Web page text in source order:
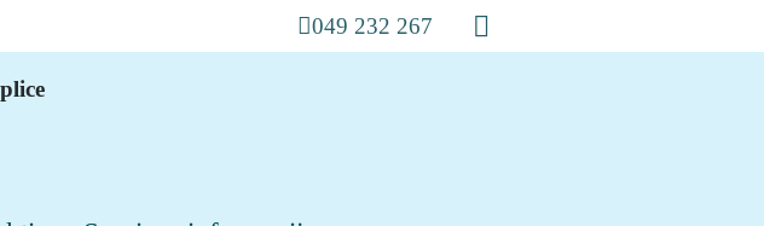
049 232 267